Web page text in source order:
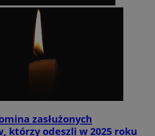
zasłużonych
którzy odeszli w 2025 roku